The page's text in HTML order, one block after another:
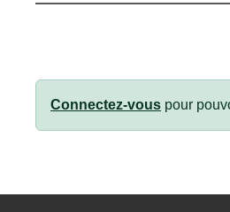
Connectez-vous pour